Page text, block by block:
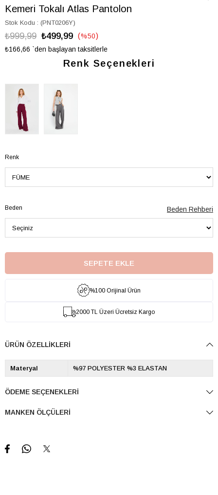
Kemeri Tokalı Atlas Pantolon
Stok Kodu (PNT0206Y)
₺999,99 ₺499,99 %50
İndirim
₺166,66 `den başlayan taksitlerle
Renk Seçenekleri
Renk
Beden Beden Rehberi
%100 Orijinal Ürün
2000 TL Üzeri Ücretsiz Kargo
ÜRÜN ÖZELLIKLERI
Materyal %97 POLYESTER %3 ELASTAN
ÖDEME SEÇENEKLERI
MANKEN ÖLÇÜLERI